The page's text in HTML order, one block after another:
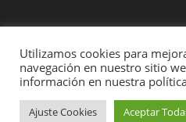
Contacto Entregas y
Rollos
Utilizamos cookies para
navegación en nuestro sitio
información en nuestra
Ajuste Cookies Aceptar